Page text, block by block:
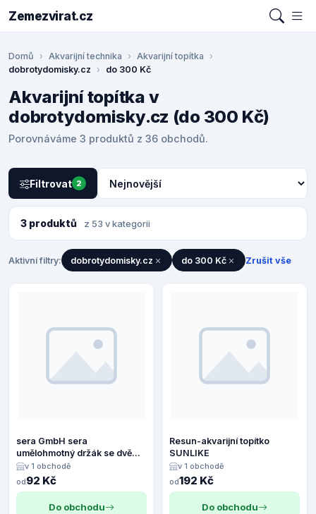
Zemezvirat.cz
Domů Akvarijní technika
Akvarijní topítka
dobrotydomisky.cz
do 300 Kč
Akvarijní topítka v
dobrotydomisky.cz (do 300 Kč)
Porovnáváme 3 produktů z 36 obchodů.
Filtrovat 2
3 produktů z 53 v kategorii
Aktivní filtry: dobrotydomisky.cz do 300 Kč Zrušit vše
sera GmbH sera
umělohmotný držák se dvěma
přísavkami 23 mm
v 1 obchodě
od92 Kč
Do obchodu
Resun-akvarijní topítko
SUNLIKE
v 1 obchodě
od192 Kč
Do obchodu